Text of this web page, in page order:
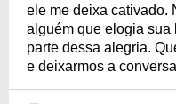
ele me deixa cativado.
alguém que elogia sua
parte dessa alegria.
e deixarmos a